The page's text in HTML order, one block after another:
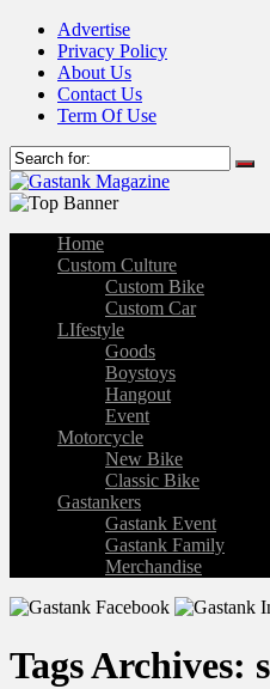
Advertise
Privacy Policy
About Us
Contact Us
Term Of Use
Home
Custom Culture
Custom Bike
Custom Car
LIfestyle
Goods
Boystoys
Hangout
Event
Motorcycle
New Bike
Classic Bike
Gastankers
Gastank Event
Gastank Family
Merchandise
Tags Archives: